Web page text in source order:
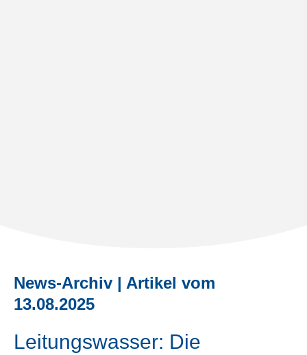
News-Archiv | Artikel vom
13.08.2025
Leitungswasser: Die